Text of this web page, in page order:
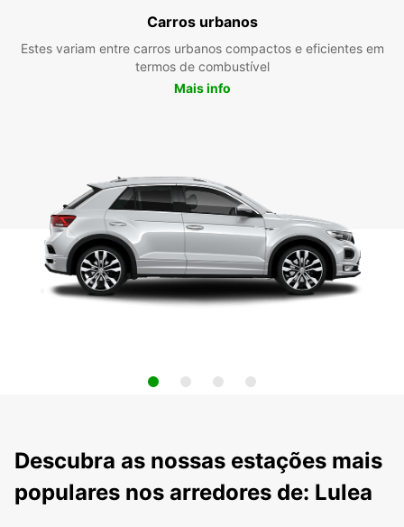
Carros urbanos
Estes variam entre carros urbanos compactos e eficientes em
termos de combustível
Mais info
Descubra as nossas estações mais
populares nos arredores de: Lulea